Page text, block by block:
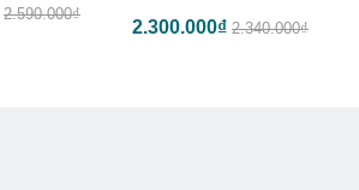
2.590.000₫
2.300.000₫ 2.340.000₫